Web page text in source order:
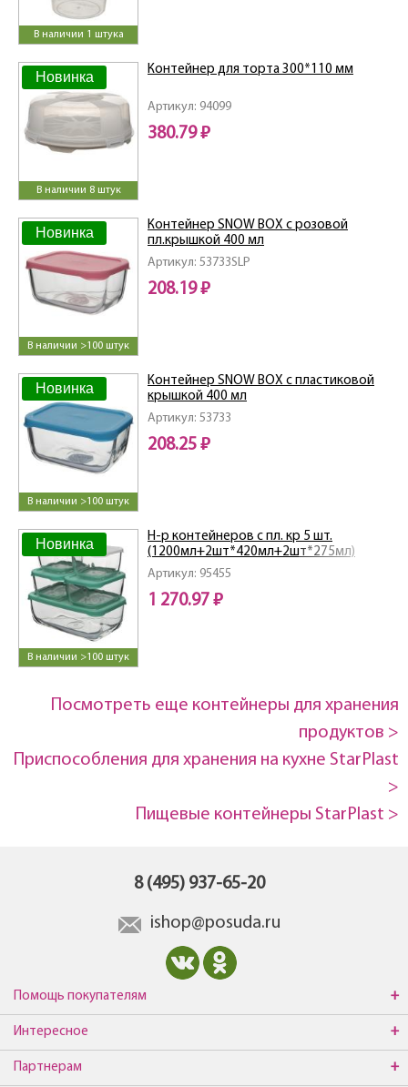
В наличии 1 штука
Новинка
В наличии 8 штук
Артикул: 94099
Контейнер для торта 300*110 мм
380.79 ₽
Новинка
В наличии >100 штук
Артикул: 53733SLP
Контейнер SNOW BOX с розовой
пл.крышкой 400 мл
208.19 ₽
Новинка
В наличии >100 штук
Артикул: 53733
Контейнер SNOW BOX с пластиковой
крышкой 400 мл
208.25 ₽
Новинка
В наличии >100 штук
Артикул: 95455
Н-р контейнеров с пл. кр 5 шт.
(1200мл+2шт*420мл+2шт*275мл)
1 270.97 ₽
Посмотреть еще контейнеры для хранения
продуктов >
Приспособления для хранения на кухне StarPlast
>
Пищевые контейнеры StarPlast >
8 (495) 937-65-20
ishop@posuda.ru
Помощь покупателям
Интересное
Партнерам